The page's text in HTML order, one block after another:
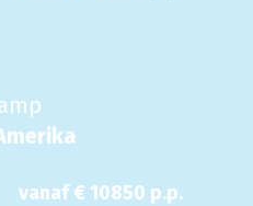
vanaf € 10850 p.p.